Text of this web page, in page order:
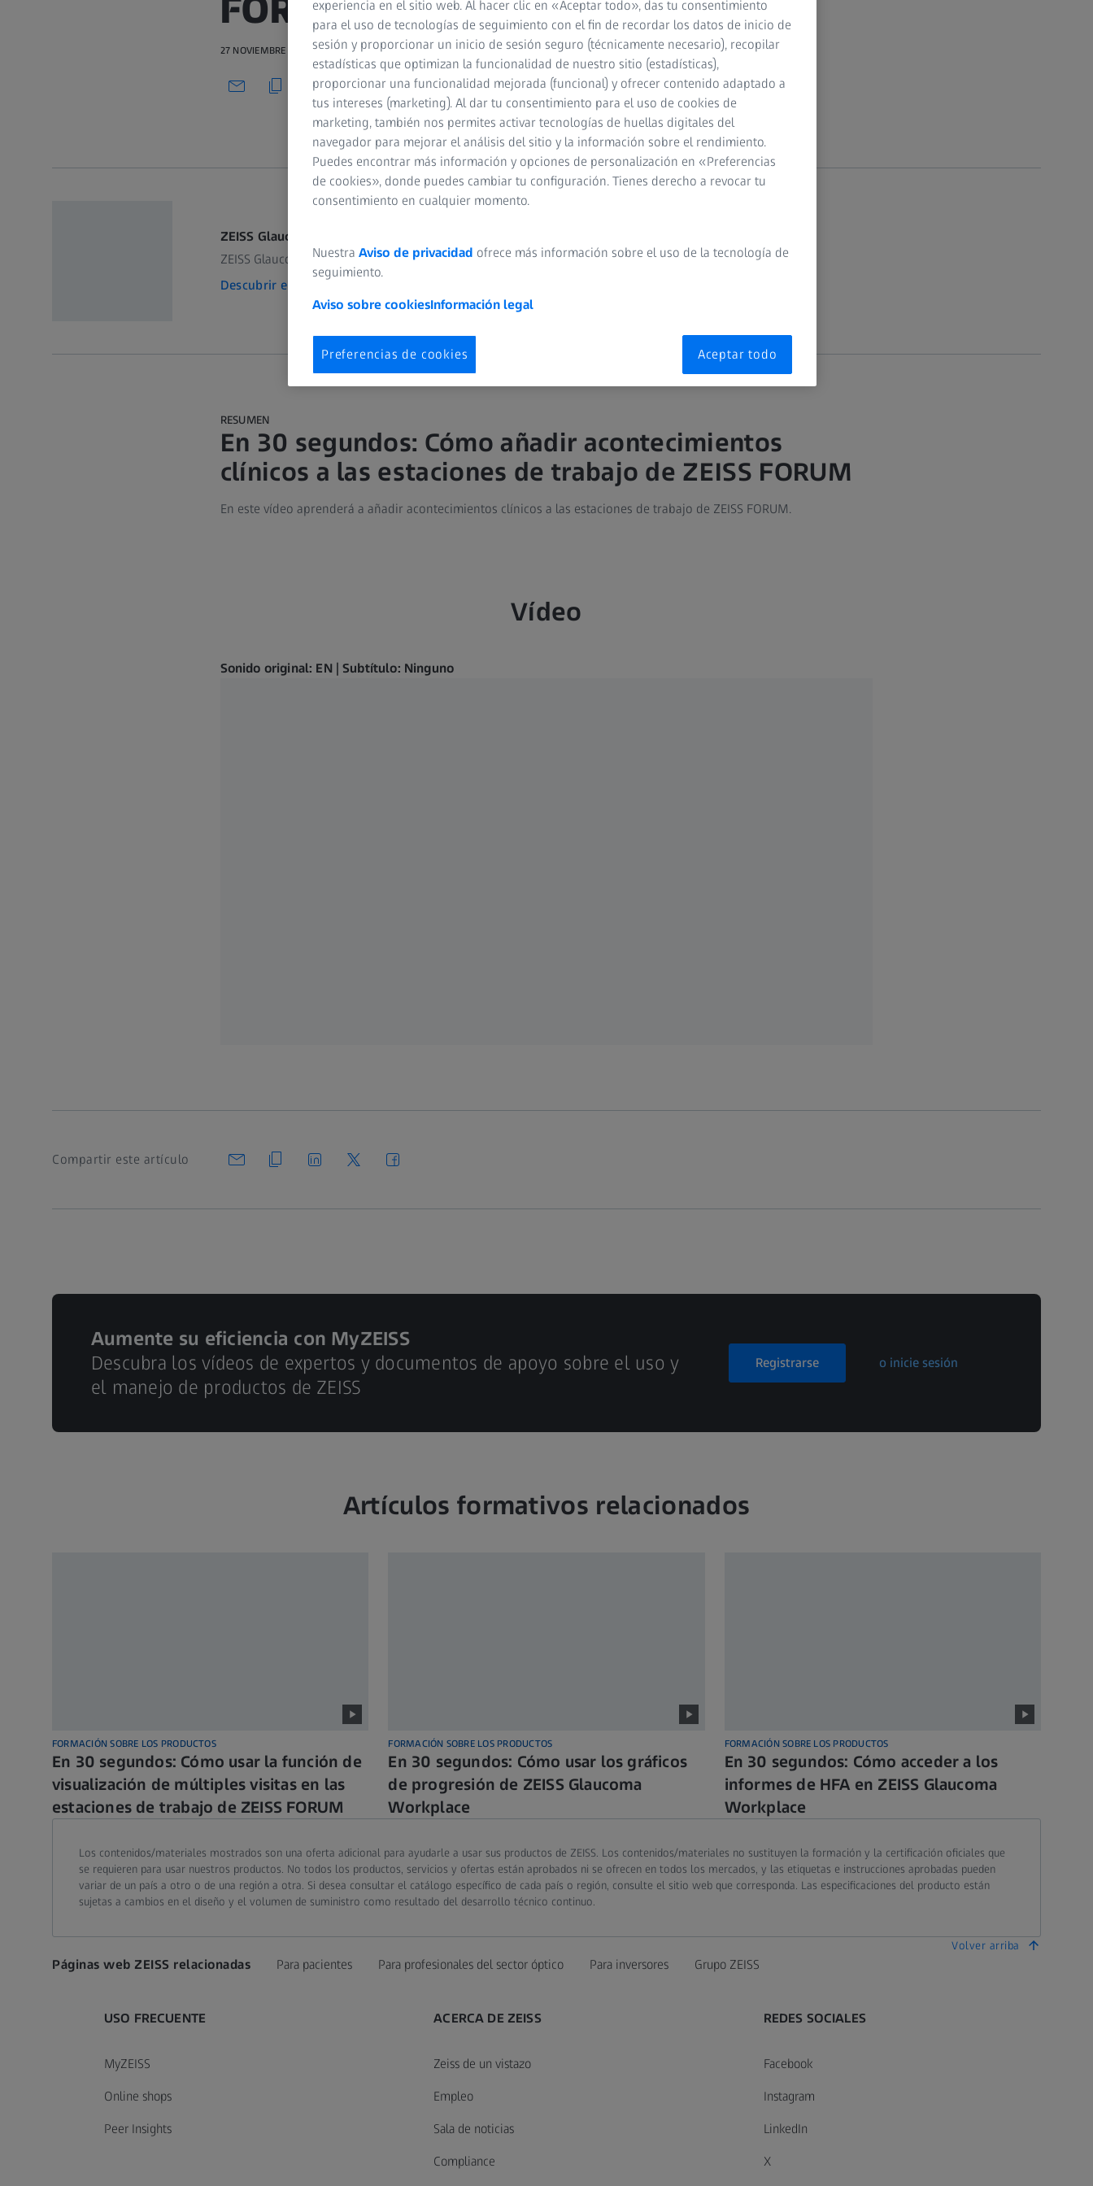
FORUM
27 NOVIEMBRE 2024 · 1 MIN VER
ZEISS Glaucoma Workplace
ZEISS Glaucoma Workplace: simplifique lo complejo.
Descubrir el producto
RESUMEN
En 30 segundos: Cómo añadir acontecimientos
clínicos a las estaciones de trabajo de ZEISS FORUM
En este vídeo aprenderá a añadir acontecimientos clínicos a las estaciones de trabajo de ZEISS FORUM.
Vídeo
Sonido original: EN | Subtítulo: Ninguno
Compartir este artículo
Aumente su eficiencia con MyZEISS
Descubra los vídeos de expertos y documentos de apoyo sobre el uso y
el manejo de productos de ZEISS
Registrarse o inicie sesión
Artículos formativos relacionados
FORMACIÓN SOBRE LOS PRODUCTOS
En 30 segundos: Cómo usar la función de
visualización de múltiples visitas en las
estaciones de trabajo de ZEISS FORUM
FORMACIÓN SOBRE LOS PRODUCTOS
En 30 segundos: Cómo usar los gráficos
de progresión de ZEISS Glaucoma
Workplace
FORMACIÓN SOBRE LOS PRODUCTOS
En 30 segundos: Cómo acceder a los
informes de HFA en ZEISS Glaucoma
Workplace
Los contenidos/materiales mostrados son una oferta adicional para ayudarle a usar sus productos de ZEISS. Los contenidos/materiales no sustituyen la formación y la certificación oficiales que
se requieren para usar nuestros productos. No todos los productos, servicios y ofertas están aprobados ni se ofrecen en todos los mercados, y las etiquetas e instrucciones aprobadas pueden
variar de un país a otro o de una región a otra. Si desea consultar el catálogo específico de cada país o región, consulte el sitio web que corresponda. Las especificaciones del producto están
sujetas a cambios en el diseño y el volumen de suministro como resultado del desarrollo técnico continuo.
Volver arriba
Páginas web ZEISS relacionadas Para pacientes Para profesionales del sector óptico Para inversores Grupo ZEISS
USO FRECUENTE
MyZEISS
Online shops
Peer Insights
ACERCA DE ZEISS
Zeiss de un vistazo
Empleo
Sala de noticias
Compliance
REDES SOCIALES
Facebook
Instagram
LinkedIn
X
experiencia en el sitio web. Al hacer clic en «Aceptar todo», das tu consentimiento
para el uso de tecnologías de seguimiento con el fin de recordar los datos de inicio de
sesión y proporcionar un inicio de sesión seguro (técnicamente necesario), recopilar
estadísticas que optimizan la funcionalidad de nuestro sitio (estadísticas),
proporcionar una funcionalidad mejorada (funcional) y ofrecer contenido adaptado a
tus intereses (marketing). Al dar tu consentimiento para el uso de cookies de
marketing, también nos permites activar tecnologías de huellas digitales del
navegador para mejorar el análisis del sitio y la información sobre el rendimiento.
Puedes encontrar más información y opciones de personalización en «Preferencias
de cookies», donde puedes cambiar tu configuración. Tienes derecho a revocar tu
consentimiento en cualquier momento.
Nuestra Aviso de privacidad ofrece más información sobre el uso de la tecnología de
seguimiento.
Aviso sobre cookiesInformación legal
Preferencias de cookies Aceptar todo